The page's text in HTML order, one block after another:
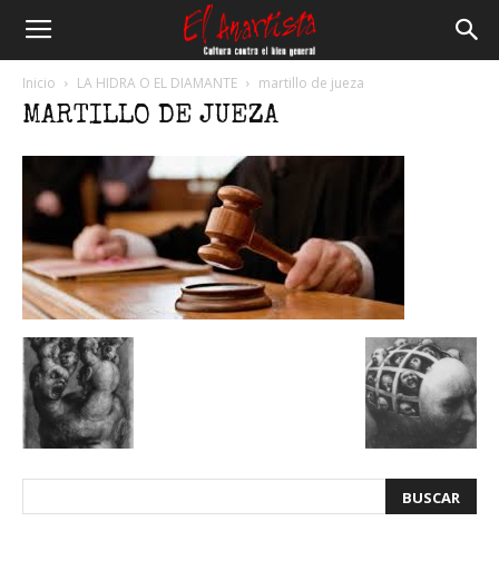
Inicio LA HIDRA O EL DIAMANTE martillo de jueza
MARTILLO DE JUEZA